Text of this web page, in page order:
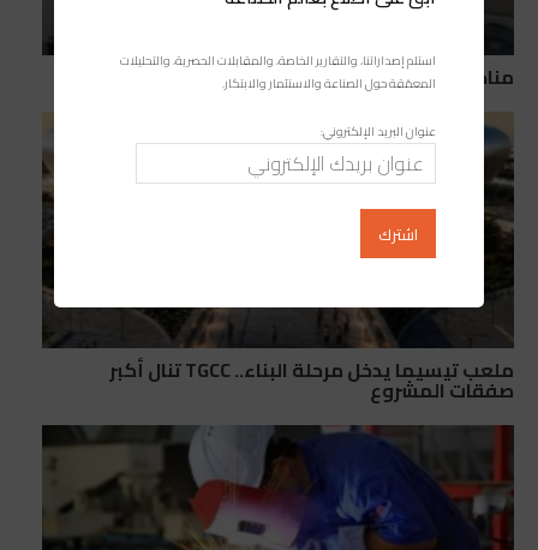
مناجم تطلق “Mana Energy” لتطوير الطاقة
ملعب تيسيما يدخل مرحلة البناء.. TGCC تنال أكبر
صفقات المشروع
استلم إصداراتنا، والتقارير الخاصة، والمقابلات الحصرية، والتحليلات
المعمّقة حول الصناعة والاستثمار والابتكار.
عنوان البريد الإلكتروني: